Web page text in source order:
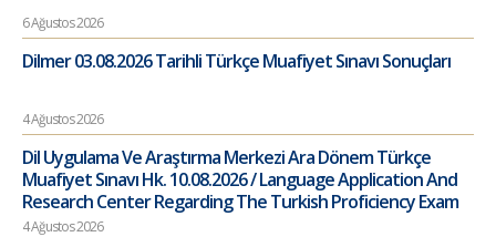
6 Ağustos 2026
Dilmer 03.08.2026 Tarihli Türkçe Muafiyet Sınavı Sonuçları
4 Ağustos 2026
Dil Uygulama Ve Araştırma Merkezi Ara Dönem Türkçe
Muafiyet Sınavı Hk. 10.08.2026 / Language Application And
Research Center Regarding The Turkish Proficiency Exam
4 Ağustos 2026